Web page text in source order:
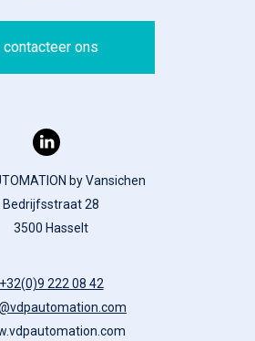
contacteer ons
by Vansichen
Bedrijfsstraat 28
3500 Hasselt
+32(0)9 222 08 42